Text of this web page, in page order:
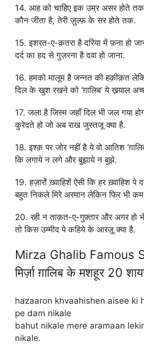
14. आह को चाहिए इक उम्र असर होते तक
कौन जीता है, तेरी ज़ुल्फ़ के सर होते तक.
15. इशरत-ए-क़तरा है दरिया में फ़ना हो
दर्द का हद से गुज़रना है दवा हो जाना.
16. हमको मालूम है जन्नत की हक़ीक़त
दिल के खुश रखने को ‘ग़ालिब’ ये ख़याल
17. जला है जिस्म जहाँ दिल भी जल गया
कुरेदते हो जो अब राख जुस्तजू क्या है.
18. इश्क़ पर जोर नहीं है ये वो आतिश
कि लगाये न लगे और बुझाये न बुझे.
19. हज़ारों ख़्वाहिशें ऐसी कि हर ख़्वाहिश पे
बहुत निकले मिरे अरमान लेकिन फिर भी
20. रही न ताक़त-ए-गुफ़्तार और अगर हो
तो किस उम्मीद पे कहिये के आरज़ू क्या है.
Mirza Ghalib Famous
मिर्ज़ा ग़ालिब के मशहूर 20
hazaaron khvaahishen aisee ki
pe dam nikale
bahut nikale mere aramaan
nikale.